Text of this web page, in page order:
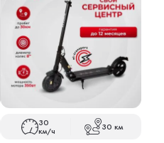
30
км/ч 30 км